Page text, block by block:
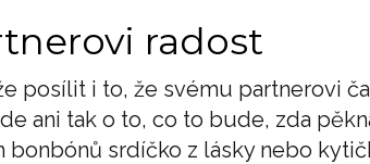
radost
posílit i to, že svému partnerovi
ani tak o to, co to bude, zda
srdíčko z lásky nebo